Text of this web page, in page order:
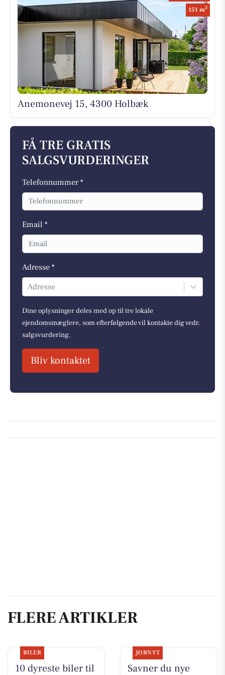
151 m2
Anemonevej 15, 4300 Holbæk
FÅ TRE GRATIS
SALGSVURDERINGER
Telefonnummer *
Email *
Adresse *
Adresse
Dine oplysninger deles med op til tre lokale
ejendomsmæglere, som efterfølgende vil kontakte dig vedr.
salgsvurdering.
Bliv kontaktet
FLERE ARTIKLER
BILER
10 dyreste biler til
JOBNYT
Savner du nye